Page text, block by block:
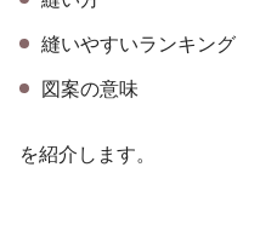
縫いやすいランキング
図案の意味
を紹介します。